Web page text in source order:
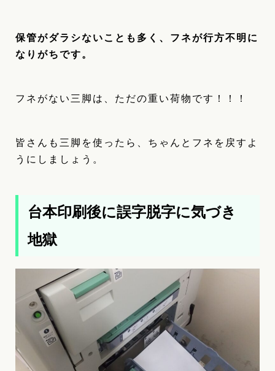
保管がダラシないことも多く、フネが行方不明に
なりがちです。
フネがない三脚は、ただの重い荷物です！！！
皆さんも三脚を使ったら、ちゃんとフネを戻すよ
うにしましょう。
台本印刷後に誤字脱字に気づき
地獄